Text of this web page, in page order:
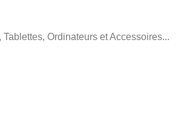
Ordinateurs et Accessoires...